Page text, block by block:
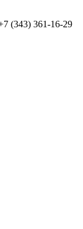
(343) 361-16-29